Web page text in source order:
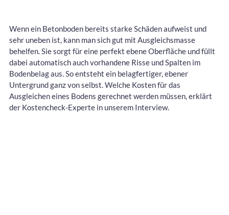
Wenn ein Betonboden bereits starke Schäden aufweist und
sehr uneben ist, kann man sich gut mit Ausgleichsmasse
behelfen. Sie sorgt für eine perfekt ebene Oberfläche und füllt
dabei automatisch auch vorhandene Risse und Spalten im
Bodenbelag aus. So entsteht ein belagfertiger, ebener
Untergrund ganz von selbst. Welche Kosten für das
Ausgleichen eines Bodens gerechnet werden müssen, erklärt
der Kostencheck-Experte in unserem Interview.